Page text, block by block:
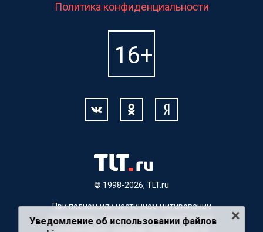
© 1998-2026, TLT.ru
Политика конфиденциальности
При полном или частичном цитировании
материалов, ссылка на TLT.ru обязательна.
Для Интернет-изданий гиперссылка на
Уведомление об использовании файлов